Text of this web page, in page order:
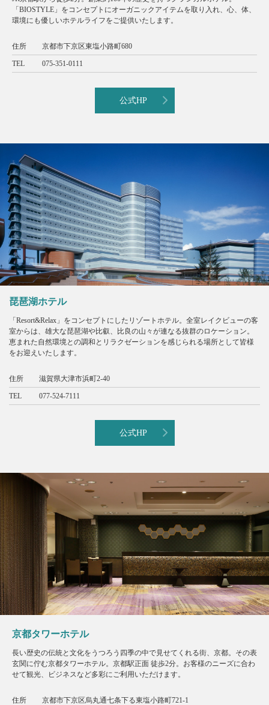
「BIOSTYLE」をコンセプトにオーガニックアイテムを取り入れ、心、体、
環境にも優しいホテルライフをご提供いたします。
住所 京都市下京区東塩小路町680
TEL 075-351-0111
公式HP
琵琶湖ホテル
「Resort&Relax」をコンセプトにしたリゾートホテル。全室レイクビューの客
室からは、雄大な琵琶湖や比叡、比良の山々が連なる抜群のロケーション。
恵まれた自然環境との調和とリラクゼーションを感じられる場所として皆様
をお迎えいたします。
住所 滋賀県大津市浜町2-40
TEL 077-524-7111
公式HP
京都タワーホテル
長い歴史の伝統と文化をうつろう四季の中で見せてくれる街、京都。その表
玄関に佇む京都タワーホテル。京都駅正面 徒歩2分。お客様のニーズに合わ
せて観光、ビジネスなど多彩にご利用いただけます。
住所 京都市下京区烏丸通七条下る東塩小路町721-1